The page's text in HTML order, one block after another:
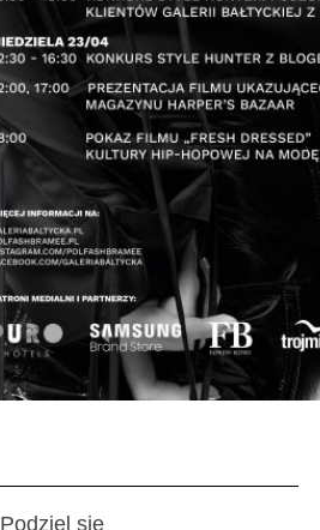
Podziel się